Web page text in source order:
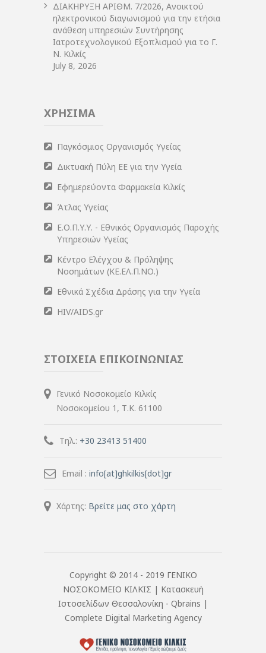
ΔIΑΚΗΡΥΞΗ ΑΡIΘΜ. 7/2026, Ανοικτού
ηλεκτρονικού διαγωνισμού για την ετήσια
ανάθεση υπηρεσιών Συντήρησης
Ιατροτεχνολογικού Εξοπλισμού για το Γ.
Ν. Κιλκίς
July 8, 2026
ΧΡΗΣΙΜΑ
Παγκόσμιος Οργανισμός Υγείας
Δικτυακή Πύλη ΕΕ για την Υγεία
Εφημερεύοντα Φαρμακεία Κιλκίς
Άτλας Υγείας
Ε.Ο.Π.Υ.Υ. - Εθνικός Οργανισμός Παροχής
Υπηρεσιών Υγείας
Κέντρο Ελέγχου & Πρόληψης
Νοσημάτων (ΚΕ.ΕΛ.Π.ΝΟ.)
Εθνικά Σχέδια Δράσης για την Υγεία
HIV/AIDS.gr
ΣΤΟΙΧΕΙΑ ΕΠΙΚΟΙΝΩΝΙΑΣ
Γενικό Νοσοκομείο Κιλκίς
Νοσοκομείου 1, Τ.Κ. 61100
Τηλ.: +30 23413 51400
Email : info[at]ghkilkis[dot]gr
Χάρτης: Βρείτε μας στο χάρτη
Copyright © 2014 - 2019 ΓΕΝΙΚΟ
ΝΟΣΟΚΟΜΕΙΟ ΚΙΛΚΙΣ | Κατασκευή
Ιστοσελίδων Θεσσαλονίκη - Qbrains |
Complete Digital Marketing Agency